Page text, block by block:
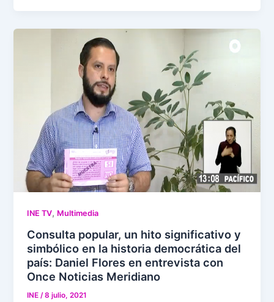
INE TV, Multimedia
Consulta popular, un hito significativo y
simbólico en la historia democrática del
país: Daniel Flores en entrevista con
Once Noticias Meridiano
INE /8 julio, 2021